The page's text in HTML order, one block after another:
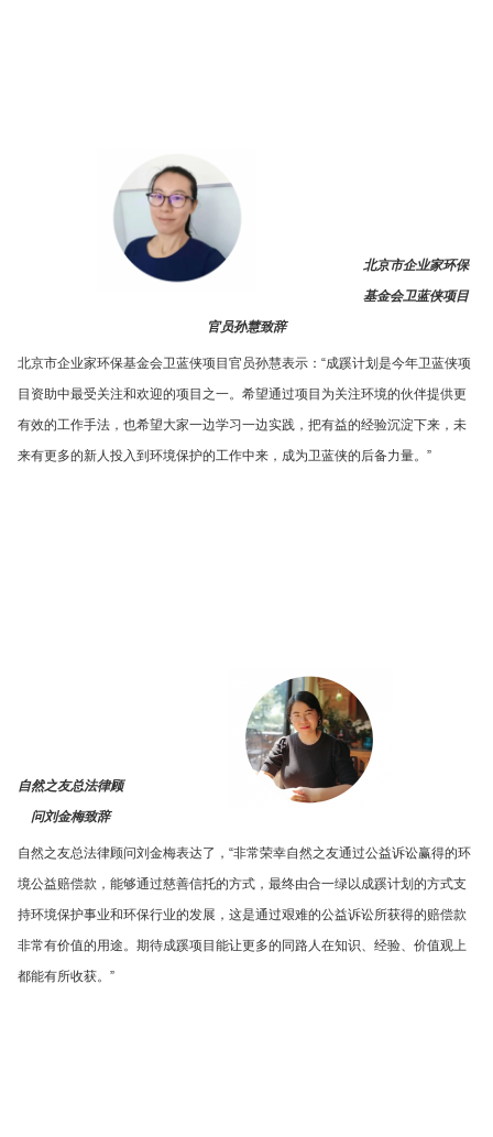
北京市企业家环保
基金会卫蓝侠项目
官员孙慧致辞
北京市企业家环保基金会卫蓝侠项目官员孙慧表示：“成蹊计划是今年卫蓝侠项
目资助中最受关注和欢迎的项目之一。希望通过项目为关注环境的伙伴提供更
有效的工作手法，也希望大家一边学习一边实践，把有益的经验沉淀下来，未
来有更多的新人投入到环境保护的工作中来，成为卫蓝侠的后备力量。”
自然之友总法律顾
问刘金梅致辞
自然之友总法律顾问刘金梅表达了，“非常荣幸自然之友通过公益诉讼赢得的环
境公益赔偿款，能够通过慈善信托的方式，最终由合一绿以成蹊计划的方式支
持环境保护事业和环保行业的发展，这是通过艰难的公益诉讼所获得的赔偿款
非常有价值的用途。期待成蹊项目能让更多的同路人在知识、经验、价值观上
都能有所收获。”